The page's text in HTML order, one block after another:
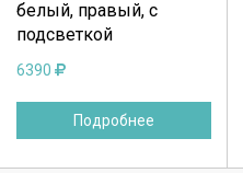
белый, правый, с
подсветкой
6390
Подробнее
Отмена